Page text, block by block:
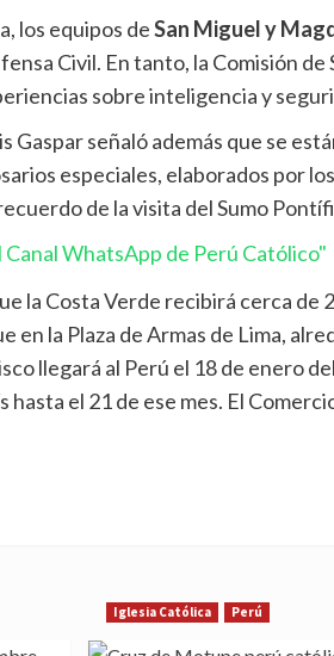
los equipos deSan Miguel y
Civil. En tanto, la Comisión
sobre inteligencia y
Gaspar señaló además que se
especiales, elaborados por
de la visita del Sumo
Canal WhatsApp de Perú Católico"
la Costa Verde recibirá cerca de
en la Plaza de Armas de Lima,
llegará al Perú el 18 de enero
hasta el 21 de ese mes. El
Iglesia Católica Perú